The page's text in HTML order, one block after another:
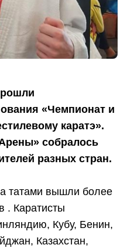
«Чемпионат и
каратэ».
собралось
разных стран.
татами вышли более
. Каратисты
Кубу, Бенин,
Казахстан,